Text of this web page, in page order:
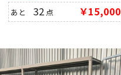
あと32 点 ￥15,000